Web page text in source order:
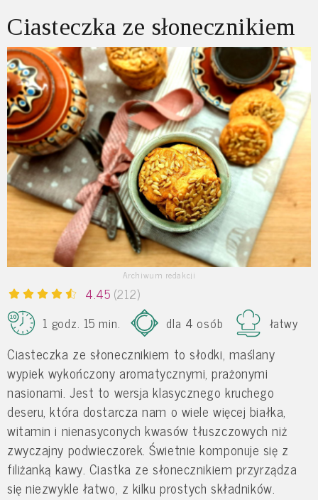
Ciasteczka ze słonecznikiem
Archiwum redakcji
4.45 (212)
1 godz. 15 min.
dla 4 osób łatwy
Ciasteczka ze słonecznikiem to słodki, maślany
wypiek wykończony aromatycznymi, prażonymi
nasionami. Jest to wersja klasycznego kruchego
deseru, która dostarcza nam o wiele więcej białka,
witamin i nienasyconych kwasów tłuszczowych niż
zwyczajny podwieczorek. Świetnie komponuje się z
filiżanką kawy. Ciastka ze słonecznikiem przyrządza
się niezwykle łatwo, z kilku prostych składników.